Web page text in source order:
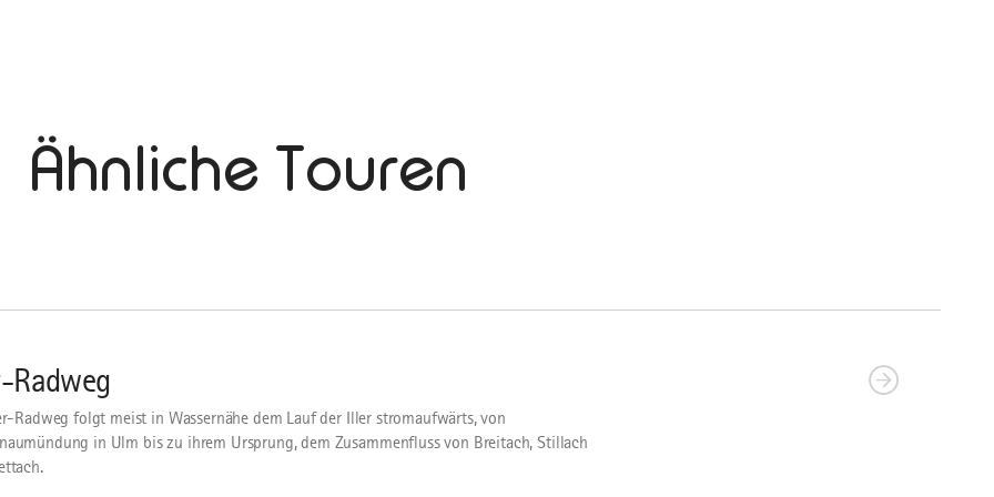
Ähnliche Touren
Radweg
Radweg folgt meist in Wassernähe dem Lauf der Iller stromaufwärts, von
in Ulm bis zu ihrem Ursprung, dem Zusammenfluss von Breitach, Stillach